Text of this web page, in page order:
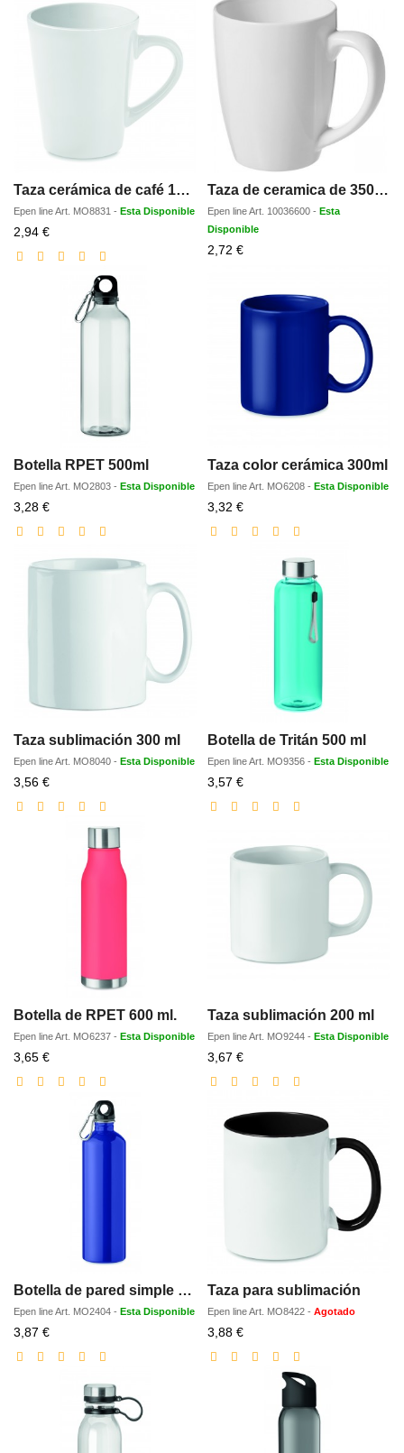
descuento
Taza cerámica de café 180 ml
Epen lineArt. MO8831 - Esta Disponible
2,94 €Precio
con
Taza de ceramica de 350 ml Bogota
Epen lineArt. 10036600 - Esta
Disponible
2,72 €Precio
Botella RPET 500ml
Epen lineArt. MO2803 - Esta Disponible
3,28 €Precio
con
Taza color cerámica 300ml
Epen lineArt. MO6208 - Esta Disponible
3,32 €Precio
con
Taza sublimación 300 ml
Epen lineArt. MO8040 - Esta Disponible
3,56 €Precio
con
Botella de Tritán 500 ml
Epen lineArt. MO9356 - Esta Disponible
3,57 €Precio
con
Botella de RPET 600 ml.
Epen lineArt. MO6237 - Esta Disponible
3,65 €Precio
con
Taza sublimación 200 ml
Epen lineArt. MO9244 - Esta Disponible
3,67 €Precio
con
Botella de pared simple 750 ml
Epen lineArt. MO2404 - Esta Disponible
3,87 €Precio
con
Taza para sublimación
Epen lineArt. MO8422 - Agotado
3,88 €Precio
con